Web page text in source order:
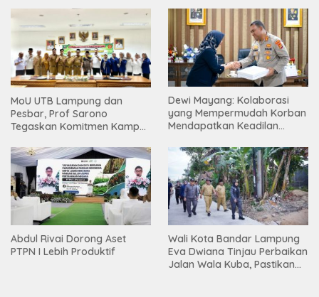
Tinggi
MoU UTB Lampung dan
Pesbar, Prof Sarono
Tegaskan Komitmen Kampus
Masyarakat
Dewi Mayang: Kolaborasi
yang Mempermudah Korban
Mendapatkan Keadilan
Abdul Rivai Dorong Aset
PTPN I Lebih Produktif
Wali Kota Bandar Lampung
Eva Dwiana Tinjau Perbaikan
Jalan Wala Kuba, Pastikan